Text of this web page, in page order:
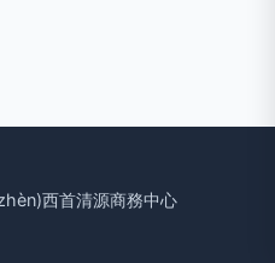
西首清源商務中心